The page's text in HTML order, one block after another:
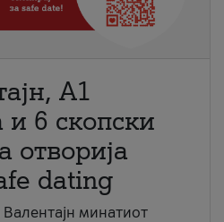
A1
6 скопски
отворија
dating
минатиот